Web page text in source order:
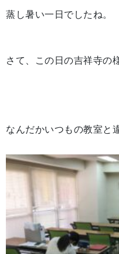
蒸し暑い一日でしたね。
さて、この日の吉祥寺の
なんだかいつもの教室と